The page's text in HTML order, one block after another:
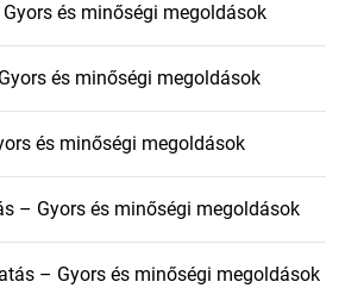
és minőségi megoldások
és minőségi megoldások
és minőségi megoldások
– Gyors és minőségi megoldások
– Gyors és minőségi megoldások